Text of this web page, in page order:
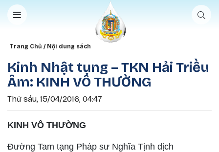
Nhảy đến nội dung
Breadcrumb
Trang Chủ Nội dung sách
Kinh Nhật tụng – TKN Hải Triều
Âm: KINH VÔ THƯỜNG
Thứ sáu, 15/04/2016, 04:47
KINH VÔ THƯỜNG
Đường Tam tạng Pháp sư Nghĩa Tịnh dịch